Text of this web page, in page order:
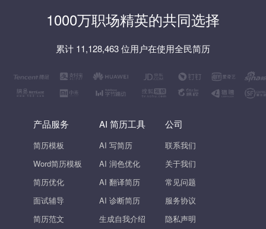
1000万职场精英的共同选择
累计 11,128,463 位用户在使用全民简历
产品服务
简历模板
Word简历模板
简历优化
面试辅导
简历范文
AI 简历工具
AI 写简历
AI 润色优化
AI 翻译简历
AI 诊断简历
生成自我介绍
公司
联系我们
关于我们
常见问题
服务协议
隐私声明